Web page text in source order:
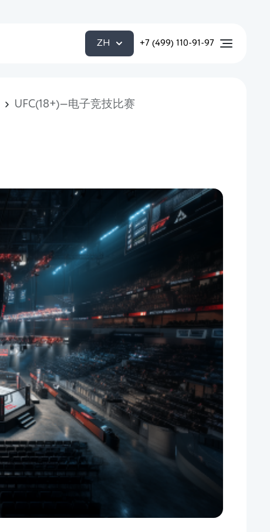
ZH +7 (499) 110-91-97
UFC(18+)—电子竞技比赛